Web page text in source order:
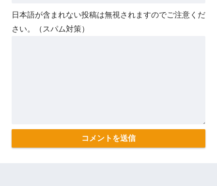
日本語が含まれない投稿は無視されますのでご注意くだ
さい。（スパム対策）